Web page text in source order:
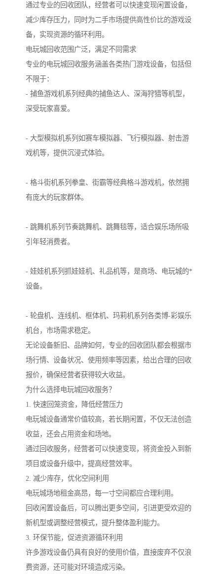
通过专业的回收团队，经营者可以快速变现闲置设备，
减少库存压力，同时为二手市场提供高性价比的游戏设
备，实现资源的循环利用。
电玩城回收范围广泛，满足不同需求
专业的电玩城回收服务涵盖各类热门游戏设备，包括但
不限于：
- 捕鱼游戏机系列经典的捕鱼达人、深海狩猎等机型，
深受玩家喜爱。
- 大型模拟机系列如赛车模拟器、飞行模拟器、射击游
戏机等，提供沉浸式体验。
- 格斗街机系列拳皇、街霸等经典格斗游戏机，依然拥
有庞大的玩家群体。
- 跳舞机系列节奏跳舞机、跳舞毯等，适合娱乐场所吸
引年轻消费者。
- 娃娃机系列抓娃娃机、礼品机等，是商场、电玩城的*
设备。
- 轮盘机、连线机、框体机、玛莉机系列各类博-彩娱乐
机台，市场需求稳定。
无论设备新旧、品牌如何，专业的回收团队都会根据市
场行情、设备状况、使用频率等因素，给出合理的回收
报价，确保经营者获得较大收益。
为什么选择电玩城回收服务？
1. 快速回笼资金，降低经营压力
电玩城设备通常价值较高，若长期闲置，不仅无法创造
收益，还会占用资金和场地。
通过回收服务，经营者可以快速变现，将资金投入到新
项目或设备升级中，提高经营效率。
2. 减少库存，优化空间利用
电玩城场地租金高昂，每一寸空间都应合理利用。
回收闲置设备后，可以腾出更多空间，引进更受欢迎的
新机型或调整经营模式，提升整体盈利能力。
3. 环保节能，促进资源循环利用
许多游戏设备仍具有良好的使用价值，直接废弃不仅浪
费资源，还可能对环境造成污染。